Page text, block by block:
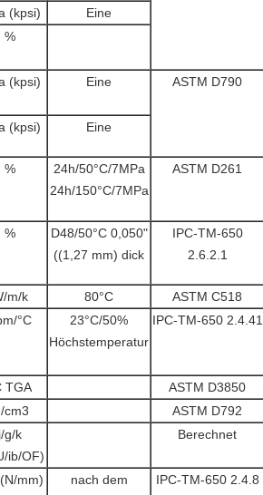
(kpsi)
Eine
%
(kpsi) Eine ASTM D790
(kpsi) Eine
%
24h/50°C/7MPa
24h/150°C/7MPa
ASTM D261
%
D48/50°C 0,050"
((1,27 mm) dick
IPC-TM-650
2.6.2.1
m/k 80°C
ASTM C518
°C
23°C/50%
Höchstemperatur
IPC-TM-650 2.4.41
TGA
ASTM D3850
cm3
ASTM D792
j/g/k
ib/OF)
Berechnet
mm)
nach dem
IPC-TM-650 2.4.8